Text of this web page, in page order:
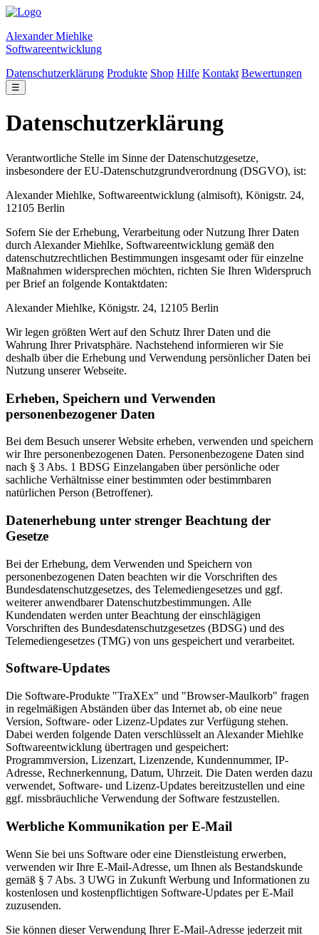
Alexander Miehlke
Softwareentwicklung
Datenschutzerklärung Produkte Shop Hilfe Kontakt Bewertungen
☰
Datenschutzerklärung
Verantwortliche Stelle im Sinne der Datenschutzgesetze,
insbesondere der EU-Datenschutzgrundverordnung (DSGVO), ist:
Alexander Miehlke, Softwareentwicklung (almisoft), Königstr. 24,
12105 Berlin
Sofern Sie der Erhebung, Verarbeitung oder Nutzung Ihrer Daten
durch Alexander Miehlke, Softwareentwicklung gemäß den
datenschutzrechtlichen Bestimmungen insgesamt oder für einzelne
Maßnahmen widersprechen möchten, richten Sie Ihren Widerspruch
per Brief an folgende Kontaktdaten:
Alexander Miehlke, Königstr. 24, 12105 Berlin
Wir legen größten Wert auf den Schutz Ihrer Daten und die
Wahrung Ihrer Privatsphäre. Nachstehend informieren wir Sie
deshalb über die Erhebung und Verwendung persönlicher Daten bei
Nutzung unserer Webseite.
Erheben, Speichern und Verwenden
personenbezogener Daten
Bei dem Besuch unserer Website erheben, verwenden und speichern
wir Ihre personenbezogenen Daten. Personenbezogene Daten sind
nach § 3 Abs. 1 BDSG Einzelangaben über persönliche oder
sachliche Verhältnisse einer bestimmten oder bestimmbaren
natürlichen Person (Betroffener).
Datenerhebung unter strenger Beachtung der
Gesetze
Bei der Erhebung, dem Verwenden und Speichern von
personenbezogenen Daten beachten wir die Vorschriften des
Bundesdatenschutzgesetzes, des Telemediengesetzes und ggf.
weiterer anwendbarer Datenschutzbestimmungen. Alle
Kundendaten werden unter Beachtung der einschlägigen
Vorschriften des Bundesdatenschutzgesetzes (BDSG) und des
Telemediengesetzes (TMG) von uns gespeichert und verarbeitet.
Software-Updates
Die Software-Produkte "TraXEx" und "Browser-Maulkorb" fragen
in regelmäßigen Abständen über das Internet ab, ob eine neue
Version, Software- oder Lizenz-Updates zur Verfügung stehen.
Dabei werden folgende Daten verschlüsselt an Alexander Miehlke
Softwareentwicklung übertragen und gespeichert:
Programmversion, Lizenzart, Lizenzende, Kundennummer, IP-
Adresse, Rechnerkennung, Datum, Uhrzeit. Die Daten werden dazu
verwendet, Software- und Lizenz-Updates bereitzustellen und eine
ggf. missbräuchliche Verwendung der Software festzustellen.
Werbliche Kommunikation per E-Mail
Wenn Sie bei uns Software oder eine Dienstleistung erwerben,
verwenden wir Ihre E-Mail-Adresse, um Ihnen als Bestandskunde
gemäß § 7 Abs. 3 UWG in Zukunft Werbung und Informationen zu
kostenlosen und kostenpflichtigen Software-Updates per E-Mail
zuzusenden.
Sie können dieser Verwendung Ihrer E-Mail-Adresse jederzeit mit